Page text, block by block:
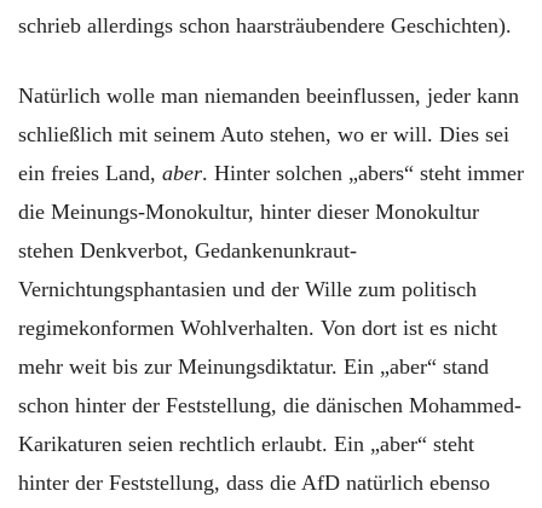
schrieb allerdings schon haarsträubendere Geschichten).
Natürlich wolle man niemanden beeinflussen, jeder kann
schließlich mit seinem Auto stehen, wo er will. Dies sei
ein freies Land, aber. Hinter solchen „abers“ steht immer
die Meinungs-Monokultur, hinter dieser Monokultur
stehen Denkverbot, Gedankenunkraut-
Vernichtungsphantasien und der Wille zum politisch
regimekonformen Wohlverhalten. Von dort ist es nicht
mehr weit bis zur Meinungsdiktatur. Ein „aber“ stand
schon hinter der Feststellung, die dänischen Mohammed-
Karikaturen seien rechtlich erlaubt. Ein „aber“ steht
hinter der Feststellung, dass die AfD natürlich ebenso